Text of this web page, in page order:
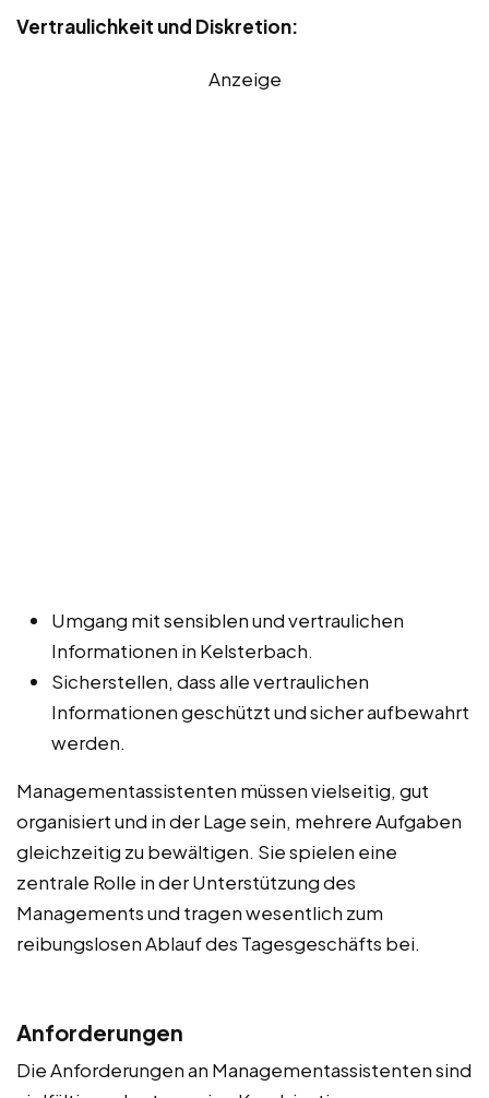
Vertraulichkeit und Diskretion:
Anzeige
Umgang mit sensiblen und vertraulichen
Informationen in Kelsterbach.
Sicherstellen, dass alle vertraulichen
Informationen geschützt und sicher aufbewahrt
werden.
Managementassistenten müssen vielseitig, gut
organisiert und in der Lage sein, mehrere Aufgaben
gleichzeitig zu bewältigen. Sie spielen eine
zentrale Rolle in der Unterstützung des
Managements und tragen wesentlich zum
reibungslosen Ablauf des Tagesgeschäfts bei.
Anforderungen
Die Anforderungen an Managementassistenten sind